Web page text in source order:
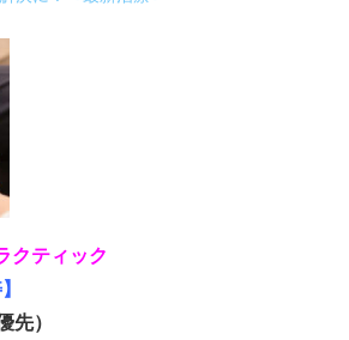
クティック
先）